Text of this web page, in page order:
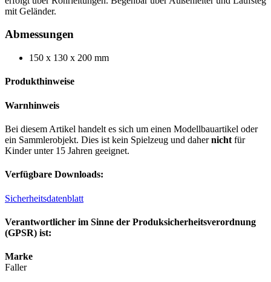
mit Geländer.
Abmessungen
150 x 130 x 200 mm
Produkthinweise
Warnhinweis
Bei diesem Artikel handelt es sich um einen Modellbauartikel oder
ein Sammlerobjekt. Dies ist kein Spielzeug und dahernicht für
Kinder unter 15 Jahren geeignet.
Verfügbare Downloads:
Sicherheitsdatenblatt
Verantwortlicher im Sinne der Produksicherheitsverordnung
(GPSR) ist:
Marke
Faller